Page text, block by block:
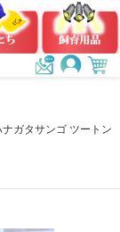
ガタサンゴ ツートン